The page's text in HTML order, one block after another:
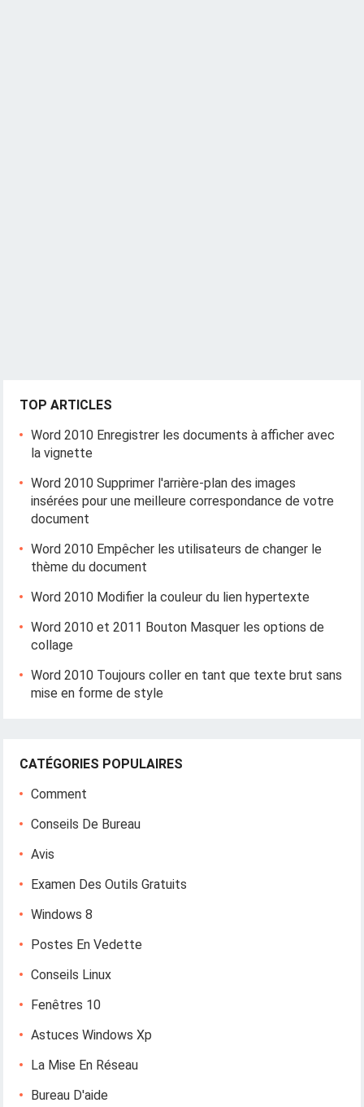
TOP ARTICLES
Word 2010 Enregistrer les documents à afficher avec
la vignette
Word 2010 Supprimer l'arrière-plan des images
insérées pour une meilleure correspondance de votre
document
Word 2010 Empêcher les utilisateurs de changer le
thème du document
Word 2010 Modifier la couleur du lien hypertexte
Word 2010 et 2011 Bouton Masquer les options de
collage
Word 2010 Toujours coller en tant que texte brut sans
mise en forme de style
CATÉGORIES POPULAIRES
Comment
Conseils De Bureau
Avis
Examen Des Outils Gratuits
Windows 8
Postes En Vedette
Conseils Linux
Fenêtres 10
Astuces Windows Xp
La Mise En Réseau
Bureau D'aide